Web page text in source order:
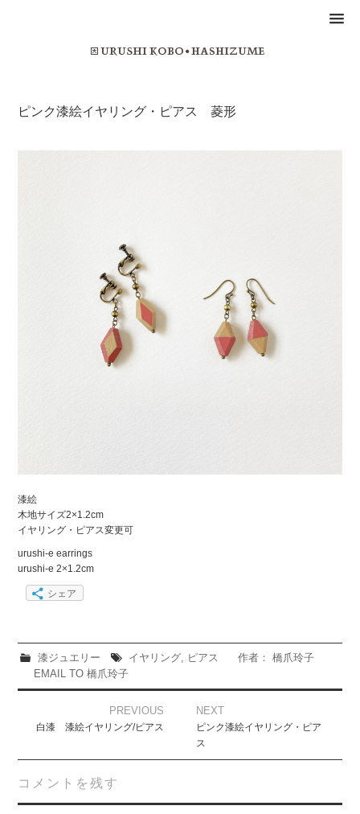
ピンク漆絵イヤリング・ピアス 菱形
漆絵
木地サイズ2×1.2cm
イヤリング・ピアス変更可
urushi-e earrings
urushi-e 2×1.2cm
シェア
漆ジュエリー イヤリング, ピアス
作者： 橋爪玲子
EMAIL TO 橋爪玲子
navigation
PREVIOUS
白漆 漆絵イヤリング/ピアス
NEXT
ピンク漆絵イヤリング・ピア
ス
コメントを残す